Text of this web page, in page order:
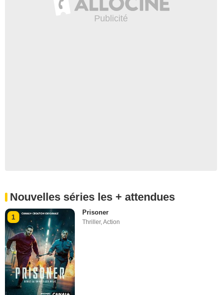
Nouvelles séries les + attendues
1
Prisoner
Thriller,Action